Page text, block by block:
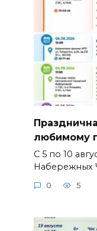
любимому
С 5 по 10
Набережных
0 5